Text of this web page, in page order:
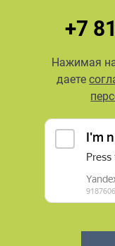
+7
Нажимая
даете